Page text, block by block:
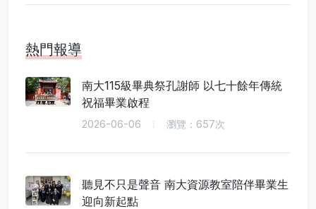
熱門報導
南大115級畢典祭孔謝師 以七十餘年傳統
祝福畢業啟程
2026-06-06 瀏覽：657次
聽見不只是聲音 南大資源教室陪伴畢業生
迎向新起點